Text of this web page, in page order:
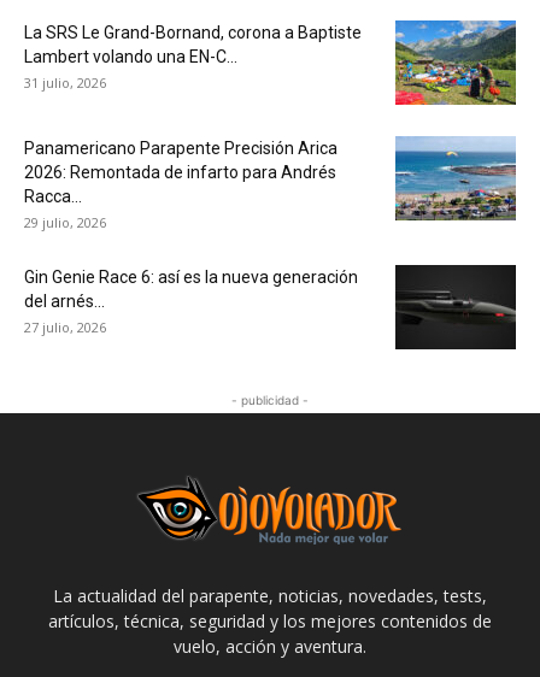
La SRS Le Grand-Bornand, corona a Baptiste
Lambert volando una EN-C...
31 julio, 2026
Panamericano Parapente Precisión Arica
2026: Remontada de infarto para Andrés
Racca...
29 julio, 2026
Gin Genie Race 6: así es la nueva generación
del arnés...
27 julio, 2026
- publicidad -
La actualidad del parapente, noticias, novedades, tests,
artículos, técnica, seguridad y los mejores contenidos de
vuelo, acción y aventura.